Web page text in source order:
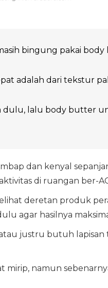
bingung pakai
adalah dari tekstur
dulu, lalu body butter
dan kenyal
di ruangan ber-
deretan produk
agar hasilnya
atau justru butuh lapisan
mirip, namun